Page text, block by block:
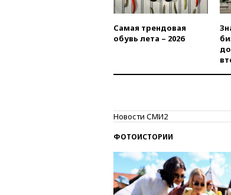
Самая трендовая
обувь лета – 2026
Новости СМИ2
ФОТОИСТОРИИ